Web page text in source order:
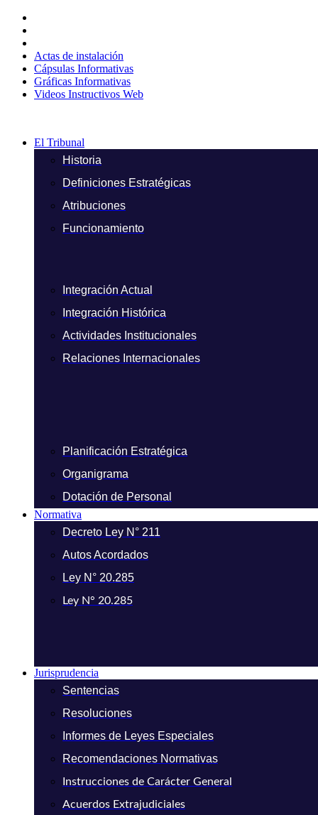
contenido
Actas de instalación
Cápsulas Informativas
Gráficas Informativas
Videos Instructivos Web
El Tribunal
Historia
Definiciones Estratégicas
Atribuciones
Funcionamiento
Integración Actual
Integración Histórica
Actividades Institucionales
Relaciones Internacionales
Planificación Estratégica
Organigrama
Dotación de Personal
Normativa
Decreto Ley N° 211
Autos Acordados
Ley N° 20.285
Ley N° 20.285
Jurisprudencia
Sentencias
Resoluciones
Informes de Leyes Especiales
Recomendaciones Normativas
Instrucciones de Carácter General
Acuerdos Extrajudiciales